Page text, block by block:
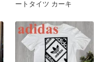
ートタイツ カーキ